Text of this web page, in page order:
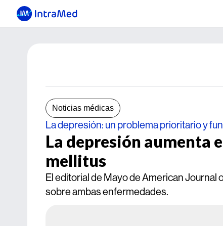
Noticias médicas
La depresión: un problema prioritario y
La depresión aumenta
mellitus
El editorial de Mayo de American
sobre ambas enfermedades.